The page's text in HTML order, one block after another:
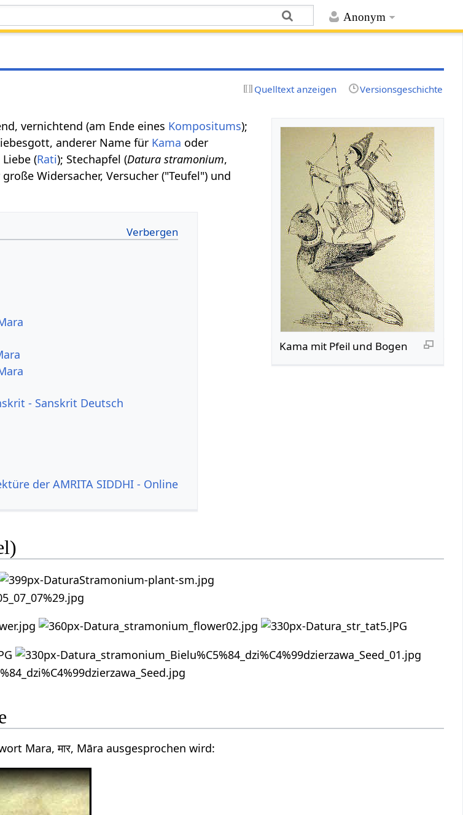
Anonym
Quelltext anzeigen Versionsgeschichte
Kama mit Pfeil und Bogen
vernichtend (am Ende eines Kompositums);
anderer Name für Kama oder
(Rati); Stechapfel (Datura stramonium,
große Widersacher, Versucher ("Teufel") und
- Sanskrit Deutsch
der AMRITA SIDDHI - Online
Mara, मार, Māra ausgesprochen wird: